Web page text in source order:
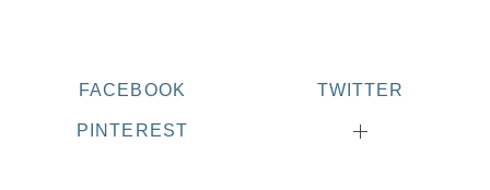
FACEBOOK TWITTER
PINTEREST
r